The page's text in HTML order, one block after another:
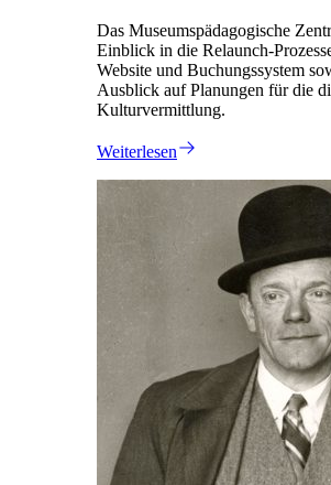
Das Museumspädagogische
Einblick in die Relaunch-
Website und Buchungssystem
Ausblick auf Planungen für die
Kulturvermittlung.
Weiterlesen